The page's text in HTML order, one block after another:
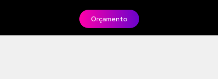
Orçamento